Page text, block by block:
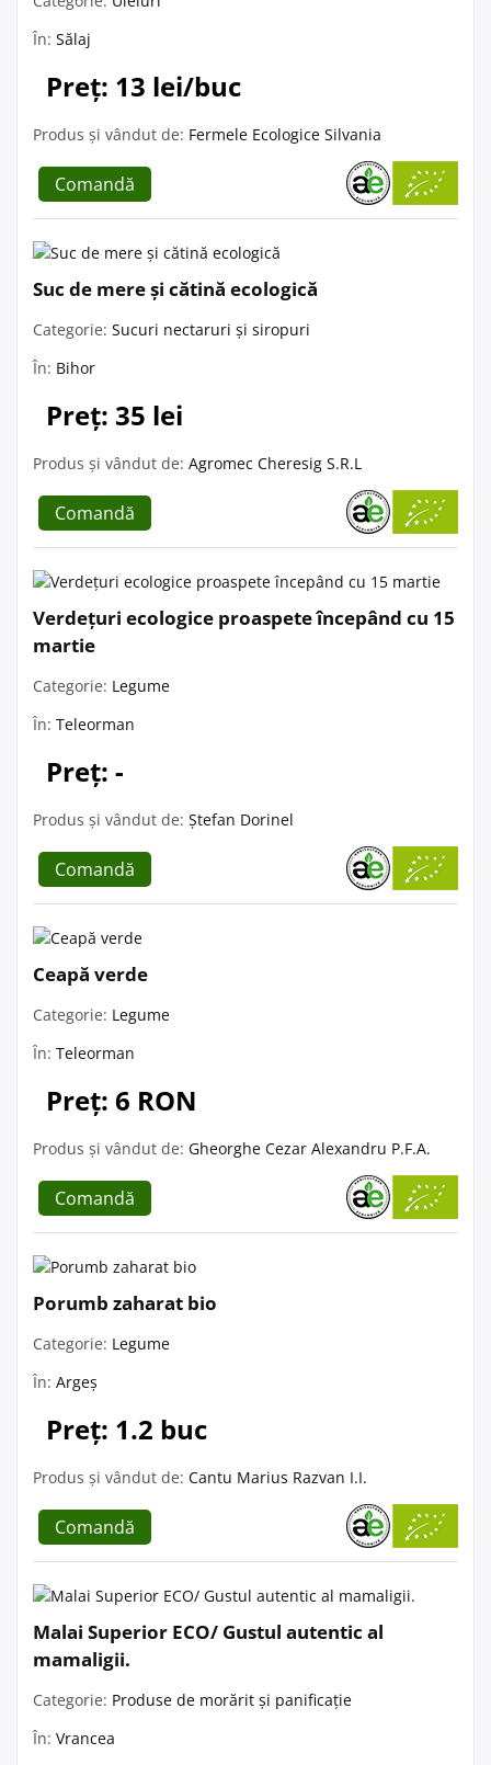
În: Sălaj
Preț: 13 lei/buc
Produs și vândut de: Fermele Ecologice Silvania
Comandă
Suc de mere și cătină ecologică
Categorie: Sucuri nectaruri și siropuri
În: Bihor
Preț: 35 lei
Produs și vândut de: Agromec Cheresig S.R.L
Comandă
Verdețuri ecologice proaspete începând cu 15
martie
Categorie: Legume
În: Teleorman
Preț: -
Produs și vândut de: Ștefan Dorinel
Comandă
Ceapă verde
Categorie: Legume
În: Teleorman
Preț: 6 RON
Produs și vândut de: Gheorghe Cezar Alexandru P.F.A.
Comandă
Porumb zaharat bio
Categorie: Legume
În: Argeș
Preț: 1.2 buc
Produs și vândut de: Cantu Marius Razvan I.I.
Comandă
Malai Superior ECO/ Gustul autentic al
mamaligii.
Categorie: Produse de morărit și panificație
În: Vrancea